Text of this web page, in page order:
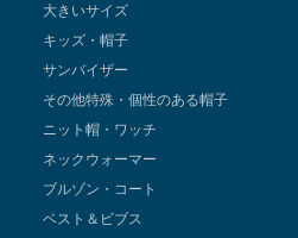
大きいサイズ
キッズ・帽子
サンバイザー
その他特殊・個性のある帽子
ニット帽・ワッチ
ネックウォーマー
ブルゾン・コート
ベスト＆ビブス